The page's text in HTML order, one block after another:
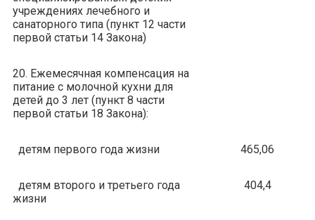
учреждениях лечебного и
санаторного типа (пункт 12 части
первой статьи 14 Закона)
20. Ежемесячная компенсация на
питание с молочной кухни для
детей до 3 лет (пункт 8 части
первой статьи 18 Закона):
детям первого года жизни 465,06
детям второго и третьего года
жизни
404,4